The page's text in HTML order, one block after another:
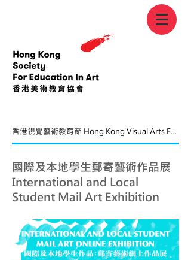
香港視覺藝術教育節 Hong Kong Visual Arts Education Festival
國際及本地學生郵寄藝術作品展
International and Local
Student Mail Art Exhibition